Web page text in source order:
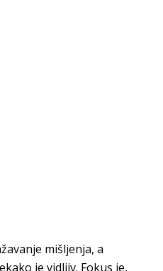
mišljenja, a
je vidljiv. Fokus je,